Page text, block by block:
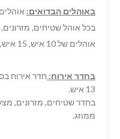
באוהלים הבדואים:
בכל אוהל שטיחים,
אוהלים של 10 איש, 15 איש, 20 איש ו-45 איש.
בחדר אירוח: חדר אירוח
13 איש.
בחדר שטיחים, מזרונים,
ממוזג.